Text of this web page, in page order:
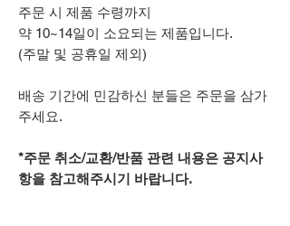
주문 시 제품 수령까지
약 10~14일이 소요되는 제품입니다.
(주말 및 공휴일 제외)
배송 기간에 민감하신 분들은 주문을 삼가
주세요.
*주문 취소/교환/반품 관련 내용은 공지사
항을 참고해주시기 바랍니다.